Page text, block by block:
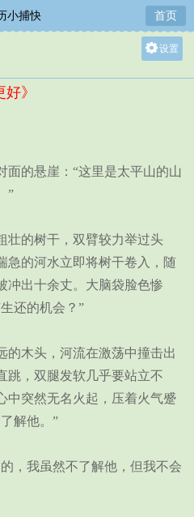
小捕快 首页
设置
》
的悬崖：“这里是太平山的山
”
的树干，双臂较力举过头
急的河水立即将树干卷入，随
冲出十余丈。大脑袋脸色惨
还的机会？”
木头，河流在激荡中撞击出
跳，双腿发软几乎要站立不
中突然无名火起，压着火气蹙
解他。”
我虽然不了解他，但我不会